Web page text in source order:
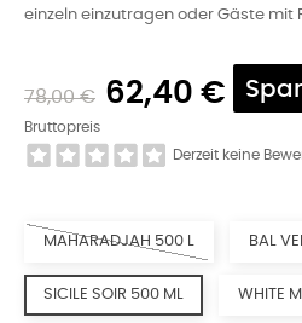
einzeln einzutragen oder Gäste mit
78,00 € 62,40 €
Bruttopreis
Derzeit keine
MAHARADJAH 500 L BAL
SICILE SOIR 500 ML WHITE